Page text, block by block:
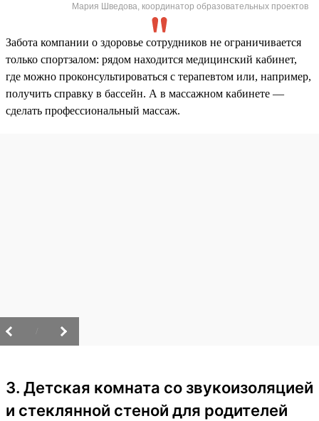
Мария Шведова, координатор образовательных проектов
Забота компании о здоровье сотрудников не ограничивается
только спортзалом: рядом находится медицинский кабинет,
где можно проконсультироваться с терапевтом или, например,
получить справку в бассейн. А в массажном кабинете —
сделать профессиональный массаж.
3. Детская комната со звукоизоляцией
и стеклянной стеной для родителей